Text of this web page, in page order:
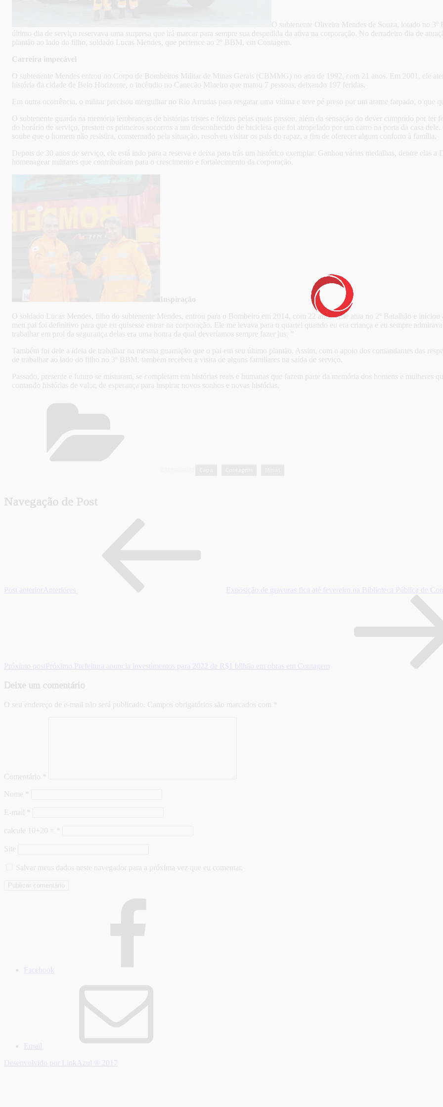
O subtenente Oliveira Mendes de Souza, lotado no
último dia de serviço reservava uma surpresa que irá marcar para sempre sua despedida da ativa na corporação. No derradeiro dia de
plantão ao lado do filho, soldado Lucas Mendes, que pertence ao 2º BBM, em Contagem.
Carreira impecável
O subtenente Mendes entrou no Corpo de Bombeiros Militar de Minas Gerais (CBMMG) no ano de 1992, com 21 anos. Em 2001, ele
história da cidade de Belo Horizonte, o incêndio no Canecão Mineiro que matou 7 pessoas, deixando 197 feridas.
Em outra ocorrência, o militar precisou mergulhar no Rio Arrudas para resgatar uma vítima e teve pé preso por um arame farpado, o que
O subtenente guarda na memória lembranças de histórias tristes e felizes pelas quais passou, além da sensação do dever cumprido por
do horário de serviço, prestou os primeiros socorros a um desconhecido de bicicleta que foi atropelado por um carro na porta da casa
soube que o homem não resistira, consternado pela situação, resolveu visitar os pais do rapaz, a fim de oferecer algum conforto à família.
Depois de 30 anos de serviço, ele está indo para a reserva e deixa para trás um histórico exemplar. Ganhou várias medalhas, dentre elas
homenagear militares que contribuíram para o crescimento e fortalecimento da corporação.
Inspiração
O soldado Lucas Mendes, filho do subtenente Mendes, entrou para o Bombeiro em 2014, com 22 anos. Ele atua no 2º Batalhão e
meu pai foi definitivo para que eu quisesse entrar na corporação. Ele me levava para o quartel quando eu era criança e eu sempre
trabalhar em prol da segurança delas era uma honra da qual deveríamos sempre fazer jus. ”
Também foi dele a ideia de trabalhar na mesma guarnição que o pai em seu último plantão. Assim, com o apoio dos comandantes das
de trabalhar ao lado do filho no 3º BBM, também recebeu a visita de alguns familiares na saída de serviço.
Passado, presente e futuro se misturam, se completam em histórias reais e humanas que fazem parte da memória dos homens e mulheres
contando histórias de valor, de esperança para inspirar novos sonhos e novas histórias.
Navegação de Post
Post anterior Anteriores Exposição de gravuras fica até fevereiro na Biblioteca Pública de
Próximo post Próximo Prefeitura anuncia investimentos para 2022 de R$1 bilhão em obras em Contagem
Deixe um comentário
O seu endereço de e-mail não será publicado. Campos obrigatórios são marcados com
Comentário
Nome
E-mail
calcule 10+20 =
Site
Salvar meus dados neste navegador para a próxima vez que eu comentar.
Facebook
Email
Desenvolvido por LinkAzul ® 2017